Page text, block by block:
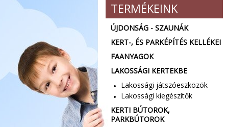
TERMÉKEINK
ÚJDONSÁG - SZAUNÁK
KERT-, ÉS PARKÉPÍTÉS KELLÉKEI
FAANYAGOK
LAKOSSÁGI KERTEKBE
Lakossági játszóeszközök
Lakossági kiegészítők
KERTI BÚTOROK,
PARKBÚTOROK